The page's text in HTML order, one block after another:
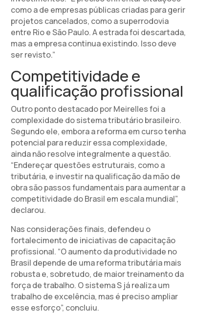
como a de empresas públicas criadas para gerir
projetos cancelados, como a superrodovia
entre Rio e São Paulo. A estrada foi descartada,
mas a empresa continua existindo. Isso deve
ser revisto.”
Competitividade e
qualificação profissional
Outro ponto destacado por Meirelles foi a
complexidade do sistema tributário brasileiro.
Segundo ele, embora a reforma em curso tenha
potencial para reduzir essa complexidade,
ainda não resolve integralmente a questão.
“Endereçar questões estruturais, como a
tributária, e investir na qualificação da mão de
obra são passos fundamentais para aumentar a
competitividade do Brasil em escala mundial”,
declarou.
Nas considerações finais, defendeu o
fortalecimento de iniciativas de capacitação
profissional. “O aumento da produtividade no
Brasil depende de uma reforma tributária mais
robusta e, sobretudo, de maior treinamento da
força de trabalho. O sistema S já realiza um
trabalho de excelência, mas é preciso ampliar
esse esforço”, concluiu.